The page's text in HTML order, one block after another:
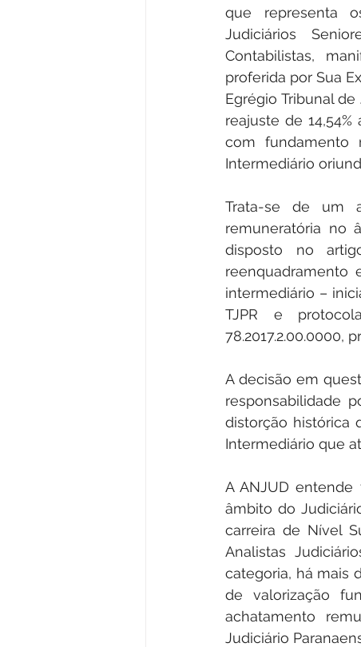
que representa
Judiciários
Contabilistas,
proferida por Sua
Egrégio Tribunal
reajuste de
com fundamento
Intermediário
Trata-se de um
remuneratória no
disposto no
intermediário –
TJPR e
78.2017.2.00.0000,
A decisão em
responsabilidade
distorção histórica
Intermediário que
A ANJUD
âmbito do
carreira de Nível
Analistas
categoria, há mais
de valorização
achatamento
Judiciário